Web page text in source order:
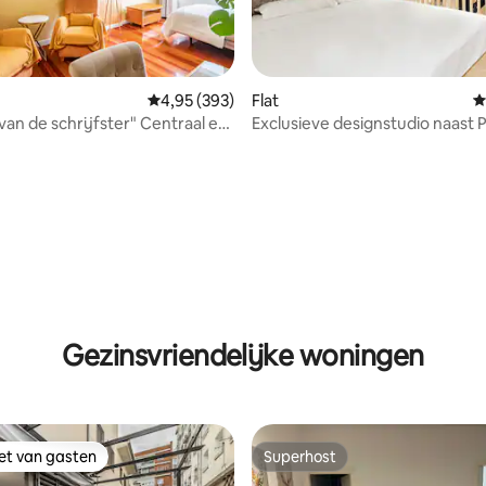
van 4,94 op 5, 143 recensies
Gemiddelde beoordeling van 4,95 op 5, 393
4,95 (393)
de schrijfster" Centraal en
Flat
Exclusieve designstudio naast
Gezinsvriendelijke woningen
van gasten
van gasten Superhost
Superhost